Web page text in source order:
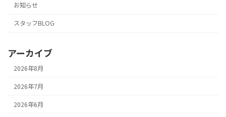
お知らせ
スタッフBLOG
アーカイブ
2026年8月
2026年7月
2026年6月